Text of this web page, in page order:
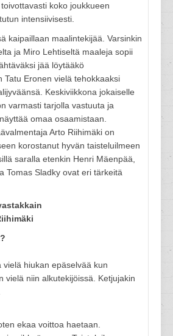
koko joukkueen
intensiivisesti.
kaipaillaan maalintekijää. Varsinkin
ja Miro Lehtiseltä maaleja sopii
jää löytääkö
Tatu Eronen vielä tehokkaaksi
Keskiviikkona jokaiselle
varmasti tarjolla vastuuta ja
omaa osaamistaan.
Arto Riihimäki on
korostanut hyvän taisteluilmeen
saralla etenkin Henri Mäenpää,
Tomas Sladky ovat eri tärkeitä
vielä hiukan epäselvää kun
vielä niin alkutekijöissä. Ketjujakin
ekaa voittoa haetaan.